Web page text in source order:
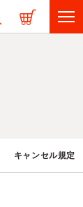
キャンセル規定